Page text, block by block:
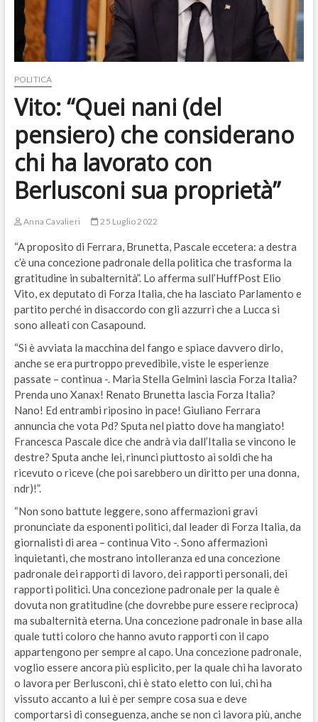
POLITICA
Vito: “Quei nani (del
pensiero) che considerano
chi ha lavorato con
Berlusconi sua proprietà”
Anna Cavalieri 25 Luglio 2022
“A proposito di Ferrara, Brunetta, Pascale eccetera: a destra
c’è una concezione padronale della politica che trasforma la
gratitudine in subalternità”. Lo afferma sull’HuffPost Elio
Vito, ex deputato di Forza Italia, che ha lasciato Parlamento e
partito perché in disaccordo con gli azzurri che a Lucca si
sono alleati con Casapound.
“Si è avviata la macchina del fango e spiace davvero dirlo,
anche se era purtroppo prevedibile, viste le esperienze
passate – continua -. Maria Stella Gelmini lascia Forza Italia?
Prenda uno Xanax! Renato Brunetta lascia Forza Italia?
Nano! Ed entrambi riposino in pace! Giuliano Ferrara
annuncia che vota Pd? Sputa nel piatto dove ha mangiato!
Francesca Pascale dice che andrà via dall’Italia se vincono le
destre? Sputa anche lei, rinunci piuttosto ai soldi che ha
ricevuto o riceve (che poi sarebbero un diritto per una donna,
ndr)!”.
“Non sono battute leggere, sono affermazioni gravi
pronunciate da esponenti politici, dal leader di Forza Italia, da
giornalisti di area – continua Vito -. Sono affermazioni
inquietanti, che mostrano intolleranza ed una concezione
padronale dei rapporti di lavoro, dei rapporti personali, dei
rapporti politici. Una concezione padronale per la quale è
dovuta non gratitudine (che dovrebbe pure essere reciproca)
ma subalternità eterna. Una concezione padronale in base alla
quale tutti coloro che hanno avuto rapporti con il capo
appartengono per sempre al capo. Una concezione padronale,
voglio essere ancora più esplicito, per la quale chi ha lavorato
o lavora per Berlusconi, chi è stato eletto con lui, chi ha
vissuto accanto a lui è per sempre cosa sua e deve
comportarsi di conseguenza, anche se non ci lavora più, anche